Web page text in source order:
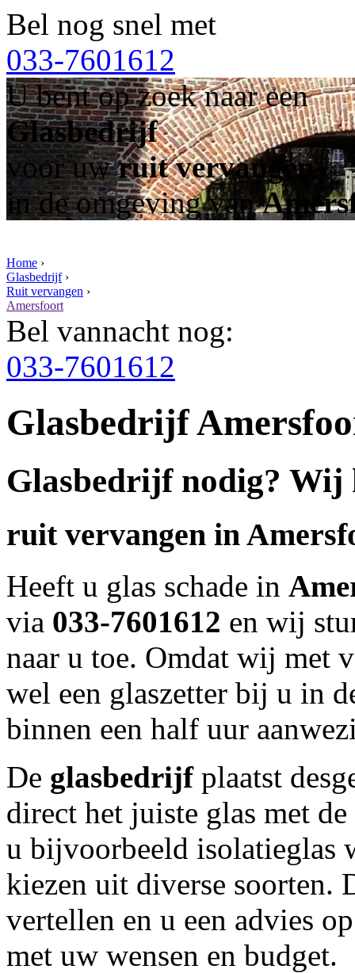
Bel nog snel met
033-7601612
U bent op zoek naar een
Glasbedrijf
voor uwruit vervangen
in de omgeving van
Home ›
Glasbedrijf›
Ruit vervangen ›
Amersfoort
Bel vannacht nog:
033-7601612
Glasbedrijf
Glasbedrijf nodig? Wij
ruit vervangen in
Heeft u glas schade in
via 033-7601612 en wij
naar u toe. Omdat wij met
wel een glaszetter bij u in
binnen een half uur
De glasbedrijfplaatst
direct het juiste glas met
u bijvoorbeeld isolatieglas
kiezen uit diverse soorten.
vertellen en u een advies
met uw wensen en budget.